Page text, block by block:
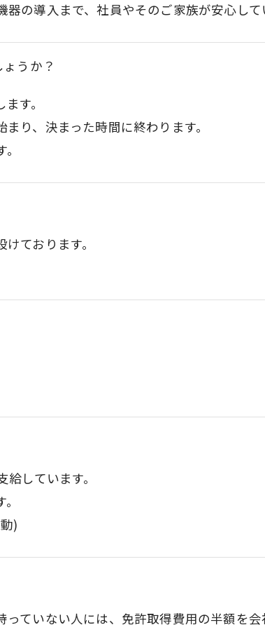
の導入まで、社員やそのご家族が安心して
うか？
す。
り、決まった時間に終わります。
ております。
しています。
)
ていない人には、免許取得費用の半額を会